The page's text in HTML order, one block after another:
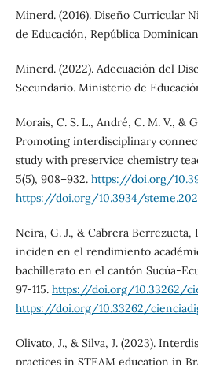
Minerd. (2016). Diseño Curricular
de Educación, República
Minerd. (2022). Adecuación del
Secundario. Ministerio de
Morais, C. S. L., André, C. M. V., &
Promoting interdisciplinary
study with preservice chemistry
5(5), 908–932. https://doi.org/
https://doi.org/10.3934/
Neira, G. J., & Cabrera Berrezueta,
inciden en el rendimiento
bachillerato en el cantón Sucúa-
97-115. https://doi.org/10.33262/
https://doi.org/10.33262/
Olivato, J., & Silva, J. (2023).